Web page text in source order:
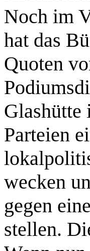
Noch im
hat das
Quoten
Glashütte
Parteien
wecken
gegen
stellen.